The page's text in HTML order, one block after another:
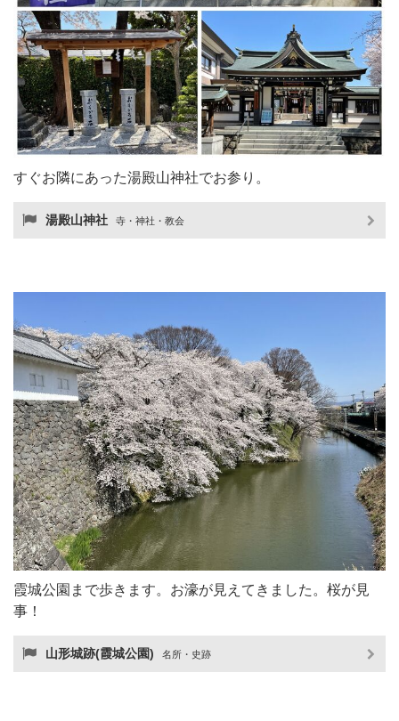
すぐお隣にあった湯殿山神社でお参り。
湯殿山神社 寺・神社・教会
霞城公園まで歩きます。お濠が見えてきました。桜が見
事！
山形城跡(霞城公園) 名所・史跡